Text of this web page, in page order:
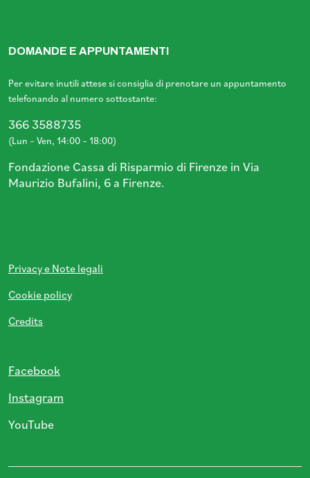
DOMANDE E APPUNTAMENTI
Per evitare inutili attese si consiglia di prenotare un appuntamento
telefonando al numero sottostante:
366 3588735
(Lun – Ven, 14:00 – 18:00)
Fondazione Cassa di Risparmio di Firenze in Via
Maurizio Bufalini, 6 a Firenze.
Privacy e Note legali
Cookie policy
Credits
Facebook
Instagram
YouTube